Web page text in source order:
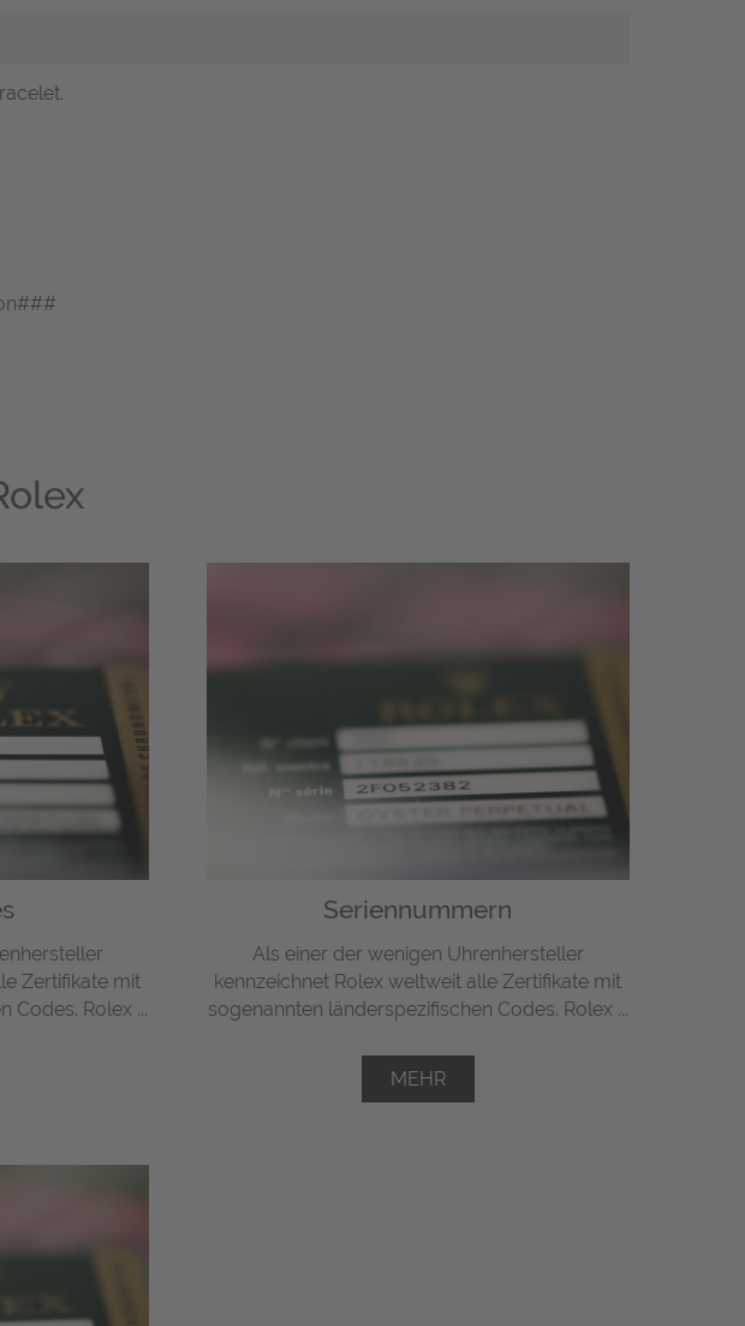
Zertifikate mit
Codes. Rolex ...
Seriennummern
Als einer der wenigen Uhrenhersteller
kennzeichnet Rolex weltweit alle Zertifikate mit
sogenannten länderspezifischen Codes. Rolex ...
MEHR